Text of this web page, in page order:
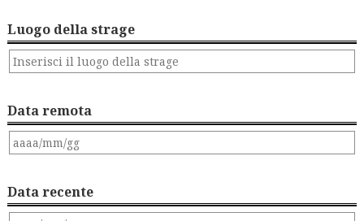
Luogo della strage
Data remota
Data recente